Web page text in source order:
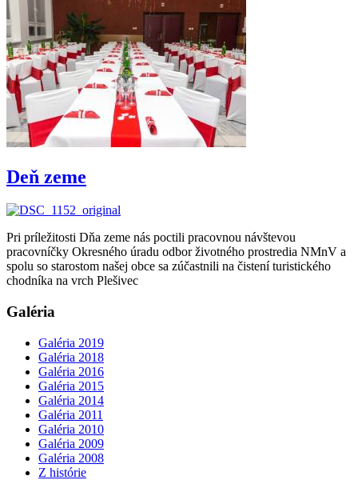
Deň zeme
Pri príležitosti Dňa zeme nás poctili pracovnou návštevou
pracovníčky Okresného úradu odbor životného prostredia NMnV a
spolu so starostom našej obce sa zúčastnili na čistení turistického
chodníka na vrch Plešivec
Galéria
Galéria 2019
Galéria 2018
Galéria 2016
Galéria 2015
Galéria 2014
Galéria 2011
Galéria 2010
Galéria 2009
Galéria 2008
Z histórie